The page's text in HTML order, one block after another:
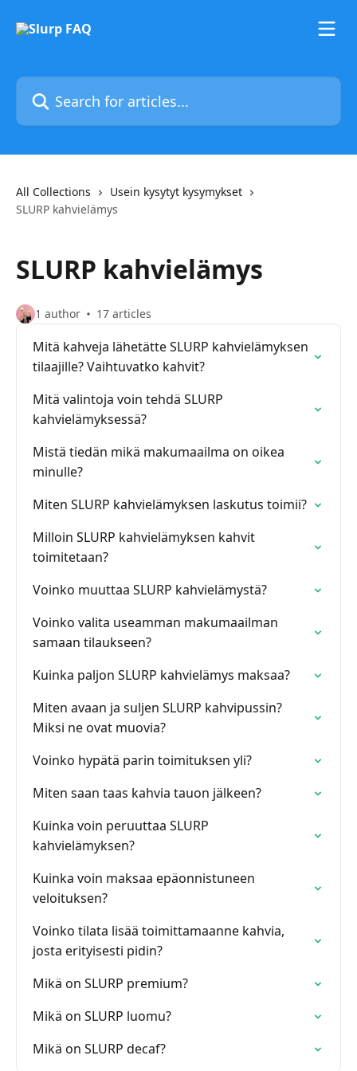
Search for articles...
All Collections
Usein kysytyt kysymykset
SLURP kahvielämys
SLURP kahvielämys
1 author 17 articles
Mitä kahveja lähetätte SLURP kahvielämyksen
tilaajille? Vaihtuvatko kahvit?
Mitä valintoja voin tehdä SLURP
kahvielämyksessä?
Mistä tiedän mikä makumaailma on oikea
minulle?
Miten SLURP kahvielämyksen laskutus toimii?
Milloin SLURP kahvielämyksen kahvit
toimitetaan?
Voinko muuttaa SLURP kahvielämystä?
Voinko valita useamman makumaailman
samaan tilaukseen?
Kuinka paljon SLURP kahvielämys maksaa?
Miten avaan ja suljen SLURP kahvipussin?
Miksi ne ovat muovia?
Voinko hypätä parin toimituksen yli?
Miten saan taas kahvia tauon jälkeen?
Kuinka voin peruuttaa SLURP
kahvielämyksen?
Kuinka voin maksaa epäonnistuneen
veloituksen?
Voinko tilata lisää toimittamaanne kahvia,
josta erityisesti pidin?
Mikä on SLURP premium?
Mikä on SLURP luomu?
Mikä on SLURP decaf?